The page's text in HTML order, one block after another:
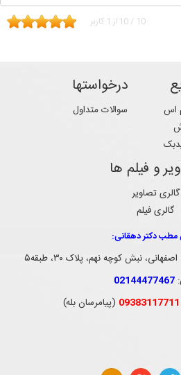
10 / 10 از 1 کاربر
اس
درخواستها
سوالات متداول
و فیلم ها
گالری تصاویر
گالری فیلم
دکتر دهقانی:
نبش کوچه نهم، پلاک ۳۰، طبقه۵
02144477467
09383117711 (پیامرسان بله)